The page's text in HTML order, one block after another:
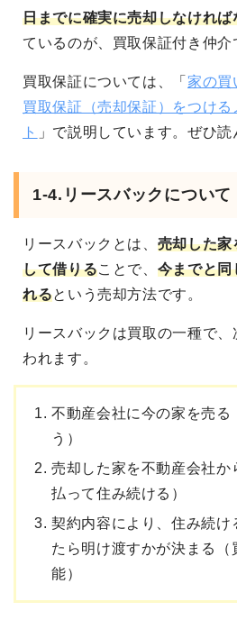
日までに確実に売却しなければ
ているのが、買取保証付き仲介
買取保証については、「 家の買
買取保証（売却保証）をつける
ト 」で説明しています。ぜひ読
1-4.リースバックについて
リースバック とは、 売却した家
して借りることで、 今までと同
れるという売却方法です。
リースバックは買取の一種で、
われます。
不動産会社に今の家を売る
う）
売却した家を不動産会社か
払って住み続ける）
契約内容により、住み続け
たら明け渡すかが決まる（
能）